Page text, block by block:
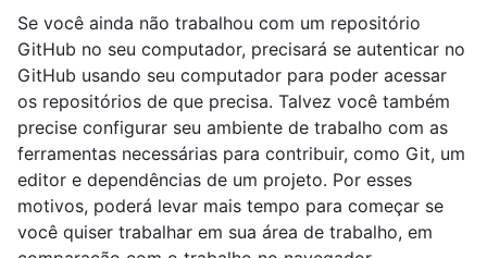
Se você ainda não trabalhou com um repositório
GitHub no seu computador, precisará se autenticar no
GitHub usando seu computador para poder acessar
os repositórios de que precisa. Talvez você também
precise configurar seu ambiente de trabalho com as
ferramentas necessárias para contribuir, como Git, um
editor e dependências de um projeto. Por esses
motivos, poderá levar mais tempo para começar se
você quiser trabalhar em sua área de trabalho, em